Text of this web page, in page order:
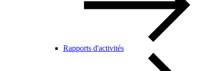
Rapports d'activités